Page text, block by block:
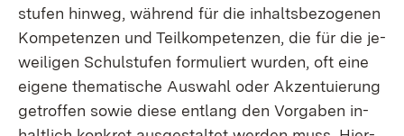
stu­fen hin­weg, wäh­rend für die in­halts­be­zo­ge­nen
Kom­pe­ten­zen und Teil­kom­pe­ten­zen, die für die je­
wei­li­gen Schul­stu­fen for­mu­liert wur­den, oft ei­ne
ei­ge­ne the­ma­ti­sche Aus­wahl oder Ak­zen­tu­ie­rung
ge­trof­fen so­wie die­se ent­lang den Vor­ga­ben in­